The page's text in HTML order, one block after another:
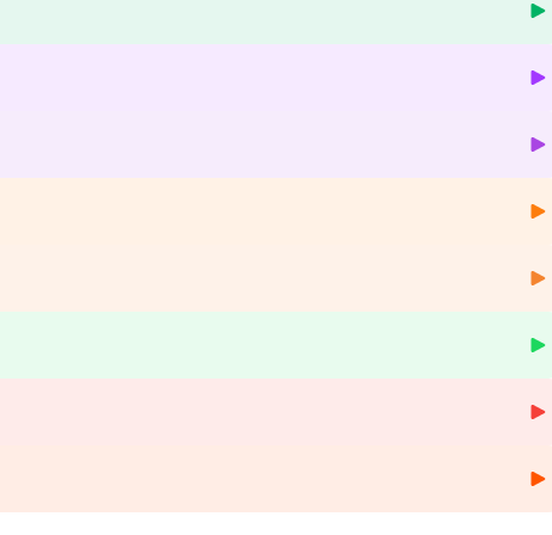
par Nicolas Copernic et tant d’autres, SCIENCES LUES vous
de roman, d’essai ou de correspondance soigneusement choisis et
du Palais de la découverte. C'est aux Étincelles, dans le 15e
un échange profond entre Léa Minod, journaliste, et nos médiateurs
noir et équipé de casques Bluetooth, le public tend l'oreille aux mots de
célèbres. Sur scène, un comédien ou une comédienne s'empare
Chaumeton, plonge le public dans un environnement sonore
et laissez-vous transporter par la force des écrits, à travers le prisme de
Vinge
Germain et Carl Friedrich Gauss